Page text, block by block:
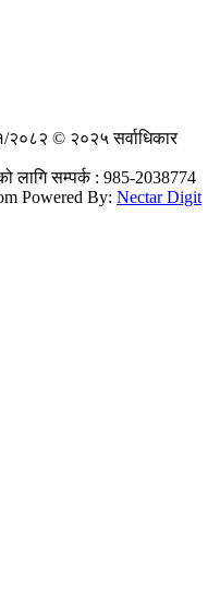
२०८२ © २०२५ सर्वाधिकार
लागि सम्पर्क : 985-2038774
Powered By: Nectar Digit